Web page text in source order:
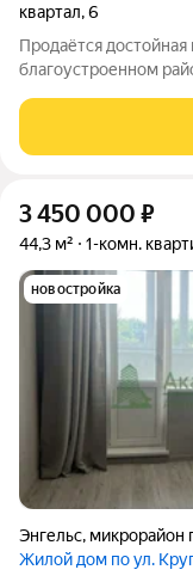
квартал,6
Продаётся
благоустроенном
многое другое,
Присутствует ремонт,
3 450 000 ₽
44,3 м² 1-комн.
новостройка
Энгельс, микрорайон
Жилой дом по ул.